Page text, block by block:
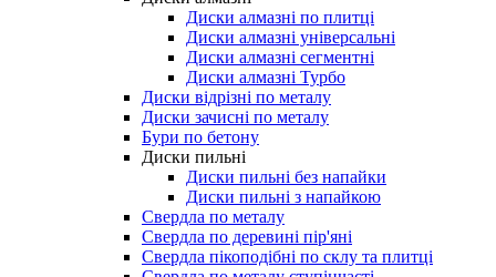
Диски алмазні по плитці
Диски алмазні універсальні
Диски алмазні сегментні
Диски алмазні Турбо
Диски відрізні по металу
Диски зачисні по металу
Бури по бетону
Диски пильні
Диски пильні без напайки
Диски пильні з напайкою
Свердла по металу
Свердла по деревині пір'яні
Свердла пікоподібні по склу та плитці